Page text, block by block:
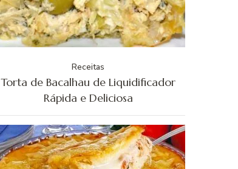
Receitas
Torta de Bacalhau de Liquidificador
Rápida e Deliciosa